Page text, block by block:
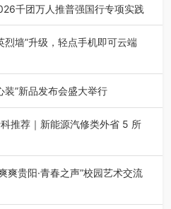
千团万人推普强国行专项实践
普强国行”大学生暑期社会实
墙”升级，轻点手机即可云端
省退役军人事务厅指导，贵阳
电…
装”新品发布会盛大举行
“一口价·超极放心装”新品发布
推荐｜新能源汽修类外省 5 所
，200至300分数段考生可选择
爽贵阳·青春之声”校园艺术交流
届“爽爽贵阳·青春之声”校园管